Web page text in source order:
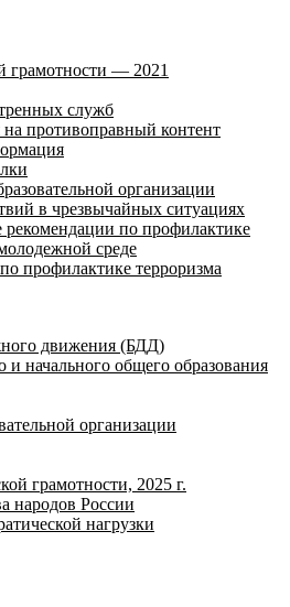
грамотности — 2021
служб
противоправный контент
организации
в чрезвычайных ситуациях
рекомендации по профилактике
среде
профилактике терроризма
движения (БДД)
и начального общего образования
организации
грамотности, 2025 г.
народов России
нагрузки